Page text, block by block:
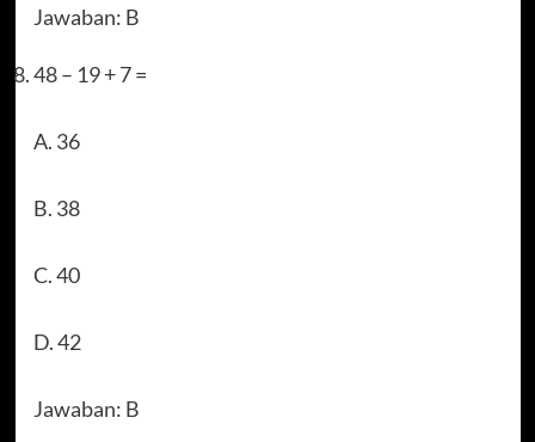
Jawaban: B
48 – 19 + 7 =
A. 36
B. 38
C. 40
D. 42
Jawaban: B